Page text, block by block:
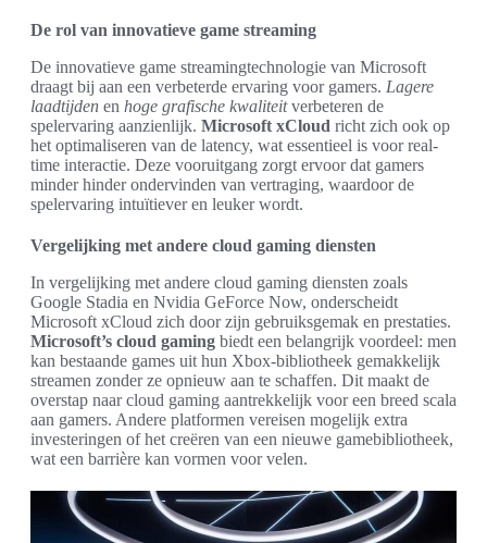
De rol van innovatieve game streaming
De innovatieve game streamingtechnologie van Microsoft
draagt bij aan een verbeterde ervaring voor gamers. Lagere
laadtijden en hoge grafische kwaliteitverbeteren de
spelervaring aanzienlijk. Microsoft xCloud richt zich ook op
het optimaliseren van de latency, wat essentieel is voor real-
time interactie. Deze vooruitgang zorgt ervoor dat gamers
minder hinder ondervinden van vertraging, waardoor de
spelervaring intuïtiever en leuker wordt.
Vergelijking met andere cloud gaming diensten
In vergelijking met andere cloud gaming diensten zoals
Google Stadia en Nvidia GeForce Now, onderscheidt
Microsoft xCloud zich door zijn gebruiksgemak en prestaties.
Microsoft’s cloud gaming biedt een belangrijk voordeel: men
kan bestaande games uit hun Xbox-bibliotheek gemakkelijk
streamen zonder ze opnieuw aan te schaffen. Dit maakt de
overstap naar cloud gaming aantrekkelijk voor een breed scala
aan gamers. Andere platformen vereisen mogelijk extra
investeringen of het creëren van een nieuwe gamebibliotheek,
wat een barrière kan vormen voor velen.